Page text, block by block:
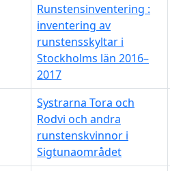
Runstensinventering :
inventering av
runstensskyltar i
Stockholms län 2016–
2017
Systrarna Tora och
Rodvi och andra
runstenskvinnor i
Sigtunaområdet